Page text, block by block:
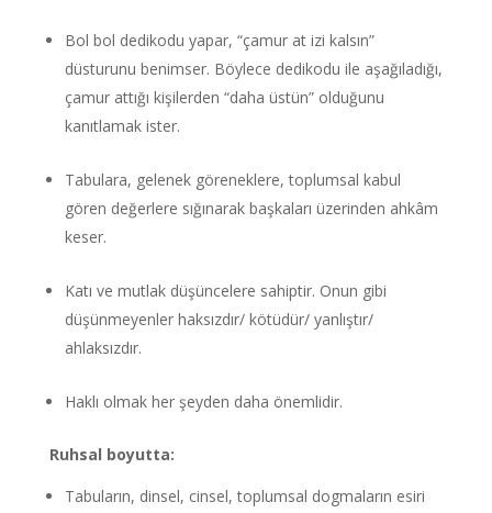
Bol bol dedikodu yapar, “çamur at izi kalsın”
düsturunu benimser. Böylece dedikodu ile aşağıladığı,
çamur attığı kişilerden “daha üstün” olduğunu
kanıtlamak ister.
Tabulara, gelenek göreneklere, toplumsal kabul
gören değerlere sığınarak başkaları üzerinden ahkâm
keser.
Katı ve mutlak düşüncelere sahiptir. Onun gibi
düşünmeyenler haksızdır/ kötüdür/ yanlıştır/
ahlaksızdır.
Haklı olmak her şeyden daha önemlidir.
Ruhsal boyutta:
Tabuların, dinsel, cinsel, toplumsal dogmaların esiri